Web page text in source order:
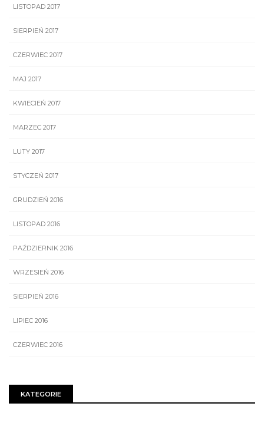
LISTOPAD 2017
SIERPIEŃ 2017
CZERWIEC 2017
MAJ 2017
KWIECIEŃ 2017
MARZEC 2017
LUTY 2017
STYCZEŃ 2017
GRUDZIEŃ 2016
LISTOPAD 2016
PAŹDZIERNIK 2016
WRZESIEŃ 2016
SIERPIEŃ 2016
LIPIEC 2016
CZERWIEC 2016
KATEGORIE